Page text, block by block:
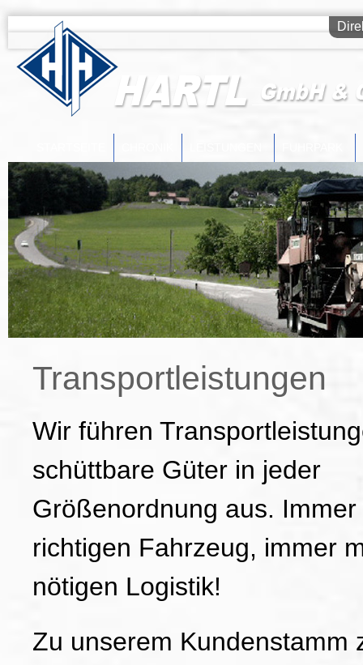
Transportleistungen
Wir führen
schüttbare Güter in jeder
Größenordnung aus.
richtigen Fahrzeug, immer
nötigen Logistik!
Zu unserem Kundenstamm